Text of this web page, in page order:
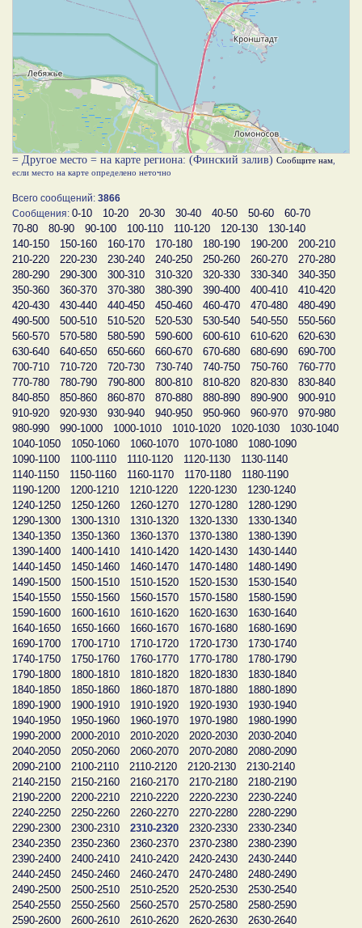
= Другое место = на карте региона: (Финский залив) Сообщите нам
если место на карте определено неточно
Всего сообщений: 3866
Сообщения: 0-10 10-20 20-30 30-40 40-50 50-60
60-70
70-80
80-90 90-100 100-110 110-120 120-130
130-140
140-150
150-160 160-170 170-180 180-190 190-200
200-210
210-220
220-230 230-240 240-250 250-260 260-270
270-280
280-290
290-300 300-310 310-320 320-330 330-340
340-350
350-360
360-370 370-380 380-390 390-400 400-410
410-420
420-430
430-440 440-450 450-460 460-470 470-480
480-490
490-500
500-510 510-520 520-530 530-540 540-550
550-560
560-570
570-580 580-590 590-600 600-610 610-620
620-630
630-640
640-650 650-660 660-670 670-680 680-690
690-700
700-710
710-720 720-730 730-740 740-750 750-760
760-770
770-780
780-790 790-800 800-810 810-820 820-830
830-840
840-850
850-860 860-870 870-880 880-890 890-900
900-910
910-920
920-930 930-940 940-950 950-960 960-970
970-980
980-990
990-1000 1000-1010 1010-1020 1020-1030
1030-1040
1040-1050
1050-1060 1060-1070 1070-1080
1080-1090
1090-1100
1100-1110 1110-1120 1120-1130
1130-1140
1140-1150
1150-1160 1160-1170 1170-1180
1180-1190
1190-1200
1200-1210 1210-1220 1220-1230
1230-1240
1240-1250
1250-1260 1260-1270 1270-1280
1280-1290
1290-1300
1300-1310 1310-1320 1320-1330
1330-1340
1340-1350
1350-1360 1360-1370 1370-1380
1380-1390
1390-1400
1400-1410 1410-1420 1420-1430
1430-1440
1440-1450
1450-1460 1460-1470 1470-1480
1480-1490
1490-1500
1500-1510 1510-1520 1520-1530
1530-1540
1540-1550
1550-1560 1560-1570 1570-1580
1580-1590
1590-1600
1600-1610 1610-1620 1620-1630
1630-1640
1640-1650
1650-1660 1660-1670 1670-1680
1680-1690
1690-1700
1700-1710 1710-1720 1720-1730
1730-1740
1740-1750
1750-1760 1760-1770 1770-1780
1780-1790
1790-1800
1800-1810 1810-1820 1820-1830
1830-1840
1840-1850
1850-1860 1860-1870 1870-1880
1880-1890
1890-1900
1900-1910 1910-1920 1920-1930
1930-1940
1940-1950
1950-1960 1960-1970 1970-1980
1980-1990
1990-2000
2000-2010 2010-2020 2020-2030
2030-2040
2040-2050
2050-2060 2060-2070 2070-2080
2080-2090
2090-2100
2100-2110 2110-2120 2120-2130
2130-2140
2140-2150
2150-2160 2160-2170 2170-2180
2180-2190
2190-2200
2200-2210 2210-2220 2220-2230
2230-2240
2240-2250
2250-2260 2260-2270 2270-2280
2280-2290
2290-2300
2300-2310 2310-2320 2320-2330
2330-2340
2340-2350
2350-2360 2360-2370 2370-2380
2380-2390
2390-2400
2400-2410 2410-2420 2420-2430
2430-2440
2440-2450
2450-2460 2460-2470 2470-2480
2480-2490
2490-2500
2500-2510 2510-2520 2520-2530
2530-2540
2540-2550
2550-2560 2560-2570 2570-2580
2580-2590
2590-2600
2600-2610 2610-2620 2620-2630
2630-2640